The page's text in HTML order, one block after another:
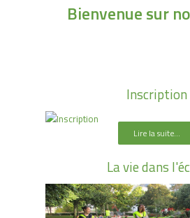
Bienvenue sur
Inscription
Lire la suite...
La vie dans